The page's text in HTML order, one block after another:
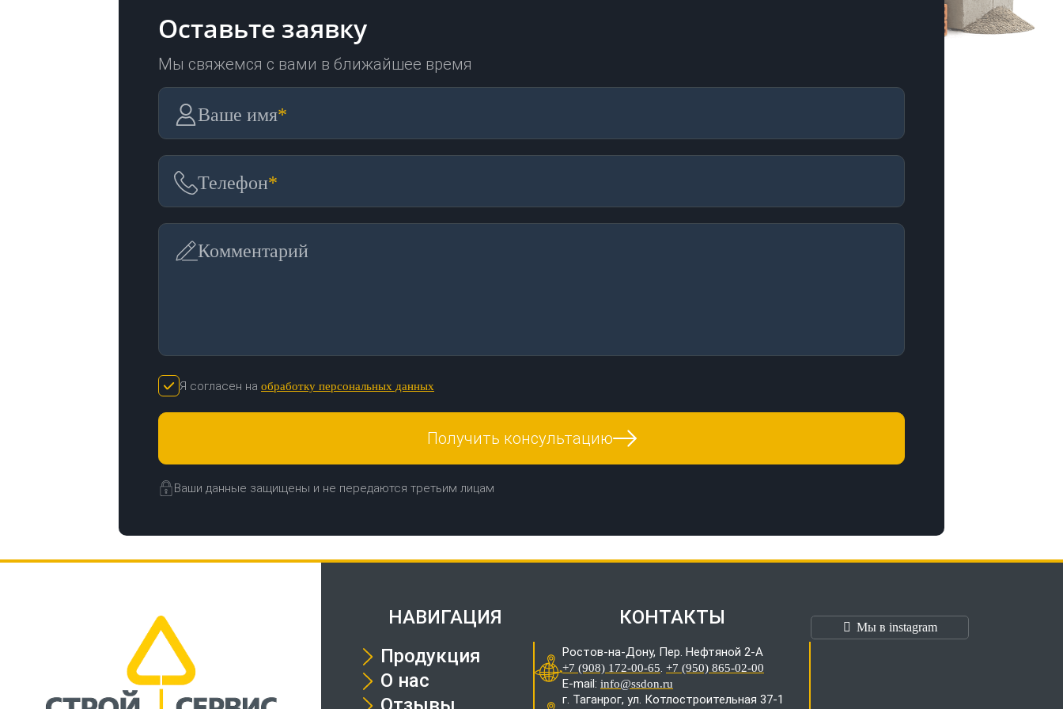
Оставьте заявку
Мы свяжемся с вами в ближайшее время
Ваше имя*
Телефон*
Комментарий
Я согласен на обработку персональных данных
Получить консультацию
Ваши данные защищены и не передаются третьим лицам
НАВИГАЦИЯ
Продукция
О нас
КОНТАКТЫ
Ростов-на-Дону, Пер. Нефтяной 2-А
+7 (908) 172-00-65. +7 (950) 865-02-00
E-mail: info@ssdon.ru
г. Таганрог, ул. Котлостроительная 37-1
Мы в instagram